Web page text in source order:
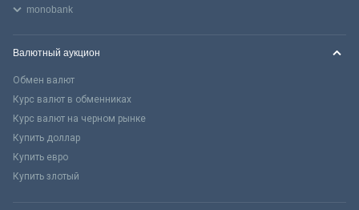
monobank
Валютный аукцион
Обмен валют
Курс валют в обменниках
Курс валют на черном рынке
Купить доллар
Купить евро
Купить злотый